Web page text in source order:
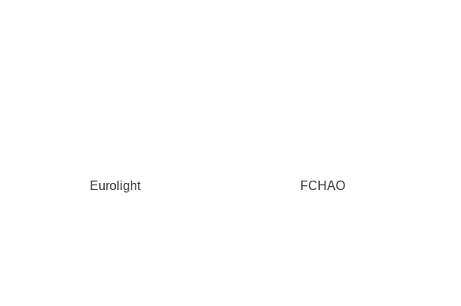
Eurolight FCHAO